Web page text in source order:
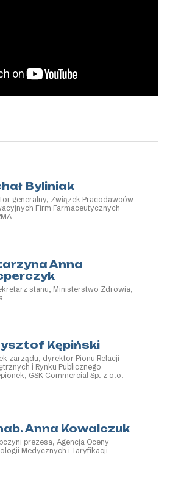
Byliniak
generalny, Związek Pracodawców
Firm Farmaceutycznych
Anna
stanu, Ministerstwo Zdrowia,
Kępiński
zarządu, dyrektor Pionu Relacji
i Rynku Publicznego
GSK Commercial Sp. z o.o.
Anna Kowalczuk
prezesa, Agencja Oceny
Medycznych i Taryfikacji